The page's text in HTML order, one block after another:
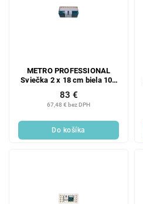
METRO PROFESSIONAL
Sviečka 2 x 18 cm biela 100
67,48 € bez DPH
83 €
Do košíka